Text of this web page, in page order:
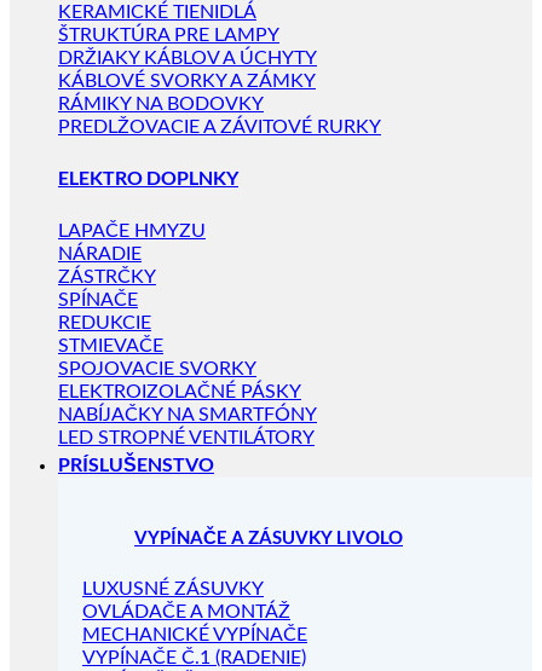
KERAMICKÉ TIENIDLÁ
ŠTRUKTÚRA PRE LAMPY
DRŽIAKY KÁBLOV A ÚCHYTY
KÁBLOVÉ SVORKY A ZÁMKY
RÁMIKY NA BODOVKY
PREDLŽOVACIE A ZÁVITOVÉ RURKY
ELEKTRO DOPLNKY
LAPAČE HMYZU
NÁRADIE
ZÁSTRČKY
SPÍNAČE
REDUKCIE
STMIEVAČE
SPOJOVACIE SVORKY
ELEKTROIZOLAČNÉ PÁSKY
NABÍJAČKY NA SMARTFÓNY
LED STROPNÉ VENTILÁTORY
PRÍSLUŠENSTVO
VYPÍNAČE A ZÁSUVKY LIVOLO
LUXUSNÉ ZÁSUVKY
OVLÁDAČE A MONTÁŽ
MECHANICKÉ VYPÍNAČE
VYPÍNAČE Č.1 (RADENIE)